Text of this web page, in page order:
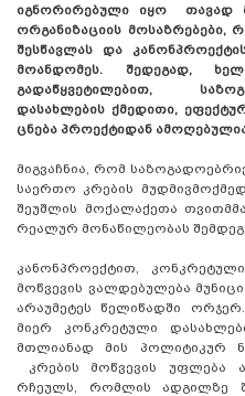
იგნორირებული იყო თავად
ორგანიზაციის მოსაზრებები,
შესწავლას და
მოანდომეს. შედეგად,
გადაწყვეტილებით,
დასახლების ქმედითი,
ცნება პროექტიდან
მიგვაჩნია, რომ
საერთო კრების
შეუშლის მოქალაქეთა
რეალურ მონაწილეობას შემდეგ
კანონპროექტით,
მოწვევის ვალდებულება
არაუმეტეს წელიწადში ორჯერ.
მიერ კონკრეტული
მთლიანად მის პოლიტიკურ
კრების მოწვევის უფლება
რჩეულს, რომლის ადგილზე